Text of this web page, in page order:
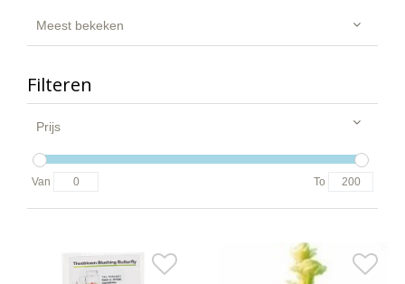
Meest bekeken
Filteren
Prijs
Van To